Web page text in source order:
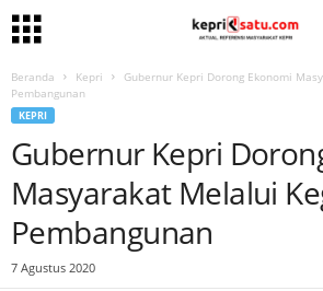
Beranda Kepri
Gubernur Kepri Dorong Ekonomi
Pembangunan
KEPRI
Gubernur Kepri
Masyarakat Melalui
Pembangunan
7 Agustus 2020